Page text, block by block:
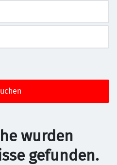
wurden
gefunden.